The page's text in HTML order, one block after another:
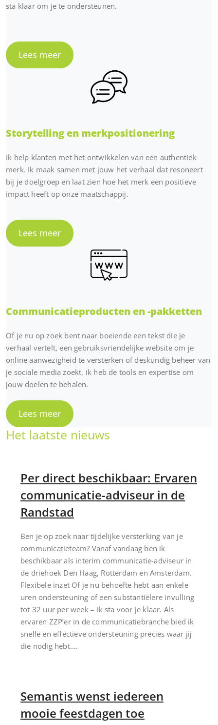
sta klaar om je te ondersteunen.
Lees meer
Storytelling en merkpositionering
Ik help klanten met het ontwikkelen van een authentiek
merk. Ik maak samen met jouw het verhaal dat resoneert
bij je doelgroep en laat zien hoe het merk een positieve
impact heeft op onze maatschappij.
Lees meer
Communicatieproducten en -pakketten
Of je nu op zoek bent naar boeiende een tekst die je
verhaal vertelt, een gebruiksvriendelijke website om je
online aanwezigheid te versterken of deskundig beheer van
je sociale media zoekt, ik heb de tools en expertise om
jouw doelen te behalen.
Lees meer
Het laatste nieuws
Per direct beschikbaar: Ervaren
communicatie-adviseur in de
Randstad
Ben je op zoek naar tijdelijke versterking van je
communicatieteam? Vanaf vandaag ben ik
beschikbaar als interim communicatie-adviseur in
de driehoek Den Haag, Rotterdam en Amsterdam.
Flexibele inzet Of je nu behoefte hebt aan enkele
uren ondersteuning of een substantiëlere invulling
tot 32 uur per week – ik sta voor je klaar. Als
ervaren ZZP’er in de communicatiebranche bied ik
snelle en effectieve ondersteuning precies waar jij
die nodig hebt.…
Semantis wenst iedereen
mooie feestdagen toe